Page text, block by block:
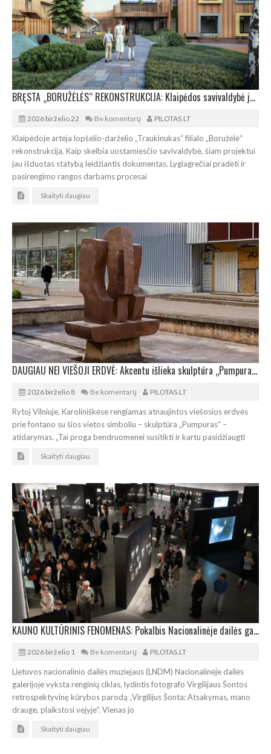
BRĘSTA „BORUŽĖLĖS“ REKONSTRUKCIJA: Klaipėdos savivaldybė jau išdavė statybos leidimą
2026 birželio 22 Be komentarų PILOTAS.LT
Klaipėdoje artėja lopšelio-darželio „Traukinukas“ filialo „Boružėlė“
rekonstrukcija. Kaip skelbia uostamiesčio savivaldybė, šiam projektui
jau išduotas statybą leidžiantis dokumentas. Lygiagrečiai pradėti ir
pasirengimo rangos darbams procesai
Skaityti daugiau
DAUGIAU NEI VIEŠOJI ERDVĖ: Akcentu išlieka skulptūra „Pumpuras“
2026 birželio 8 Be komentarų PILOTAS.LT
Rytoj Vilniuje, Karoliniškėse rengiamas atnaujintos viešosios erdvės
prie fontano su šios vietos simboliu – skulptūra „Pumpuras“ –
atidarymas. „Tai proga bendruomenei susitikti ir kartu pasidžiaugti
Skaityti daugiau
KAUNO KULTŪRINIS FENOMENAS: Pokalbis Nacionalinėje dailės galerijoje
2026 birželio 1 Be komentarų PILOTAS.LT
Lietuvos nacionalinio dailės muziejaus (LNDM) Nacionalinėje dailės
galerijoje vyksta renginių ciklas, lydintis fotografo Virgilijaus Šontos
retrospektyvinę kūrybos parodą „Virgilijus Šonta: Atsakymas, mano
drauge, plaikstosi vėjyje“. Vienas jo
Skaityti daugiau